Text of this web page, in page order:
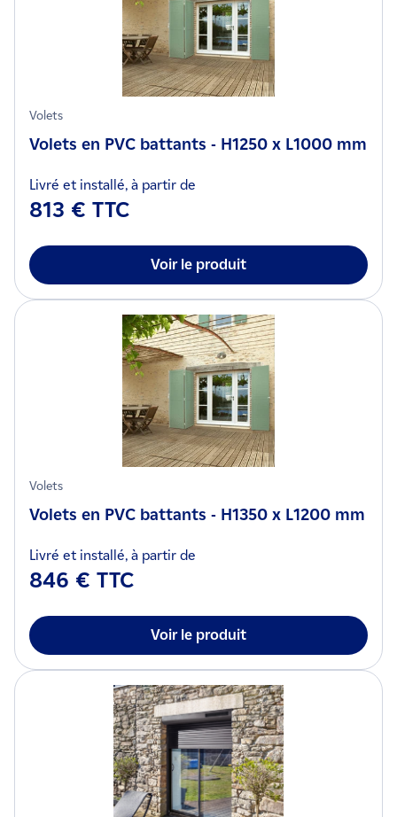
Volets
Volets en PVC battants - H1250 x L1000 mm
Livré et installé, à partir de
813 € TTC
Voir le produit
Volets
Volets en PVC battants - H1350 x L1200 mm
Livré et installé, à partir de
846 € TTC
Voir le produit